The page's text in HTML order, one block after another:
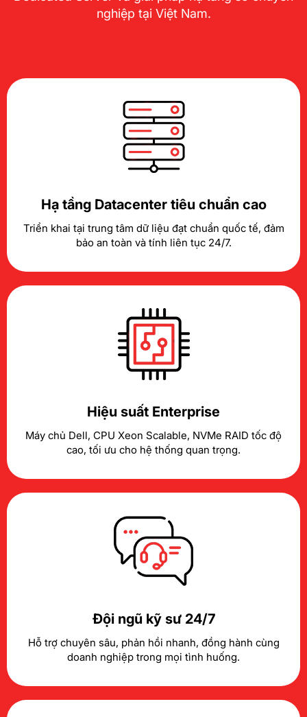
nghiệp tại Việt Nam.
Hạ tầng Datacenter tiêu chuẩn cao
Triển khai tại trung tâm dữ liệu đạt chuẩn quốc tế, đảm
bảo an toàn và tính liên tục 24/7.
Hiệu suất Enterprise
Máy chủ Dell, CPU Xeon Scalable, NVMe RAID tốc độ
cao, tối ưu cho hệ thống quan trọng.
Đội ngũ kỹ sư 24/7
Hỗ trợ chuyên sâu, phản hồi nhanh, đồng hành cùng
doanh nghiệp trong mọi tình huống.